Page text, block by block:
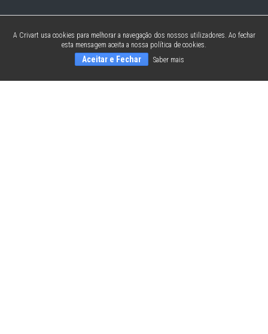
A Crivart usa cookies para melhorar a navegação dos nossos utilizadores. Ao fechar
esta mensagem aceita a nossa política de cookies.
Aceitar e Fechar Saber mais